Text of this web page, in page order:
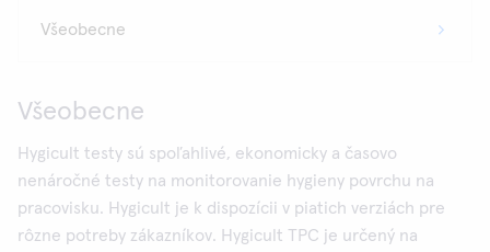
Všeobecne
Hygicult testy sú spoľahlivé, ekonomicky a časovo
nenáročné testy na monitorovanie hygieny povrchu na
pracovisku. Hygicult je k dispozícii v piatich verziách pre
rôzne potreby zákazníkov. Hygicult TPC je určený na